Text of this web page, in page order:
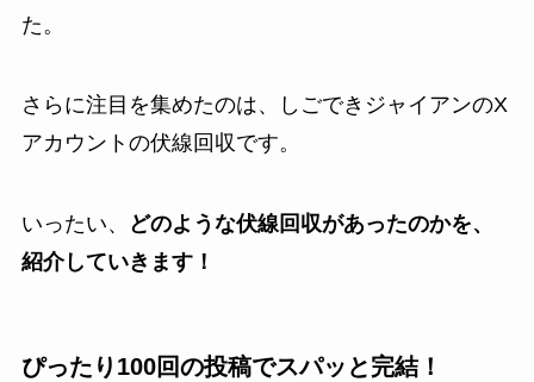
た。
さらに注目を集めたのは、しごできジャイアンのX
アカウントの伏線回収です。
いったい、
どのような伏線回収があったのかを、
紹介していきます！
ぴったり100回の投稿でスパッと完結！